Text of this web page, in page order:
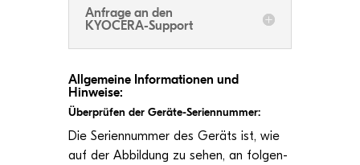
Anfrage an den
KYOCERA-Support
All­ge­meine Infor­ma­tio­nen und
Hinweise:
Über­prü­fen der Geräte-Seriennummer:
Die Seri­en­num­mer des Geräts ist, wie
auf der Abbil­dung zu sehen, an fol­gen­